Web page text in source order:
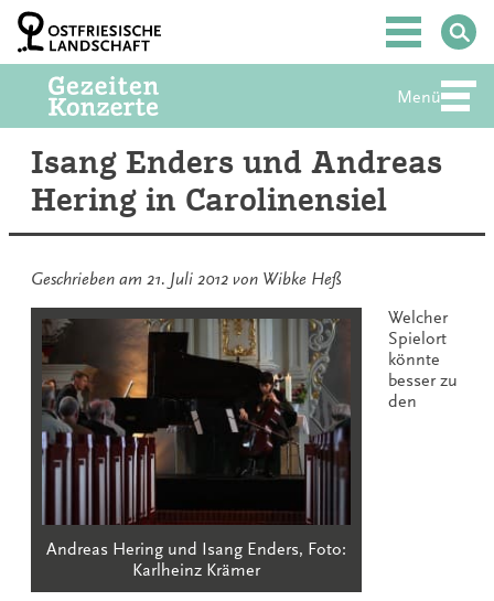
Zum
Inhalt
springen
Hauptmenü
Menü
Isang Enders und Andreas
Hering in Carolinensiel
Geschrieben am 21. Juli 2012 von Wibke Heß
Andreas Hering und Isang Enders, Foto:
Karlheinz Krämer
Welcher
Spielort
könnte
besser zu
den